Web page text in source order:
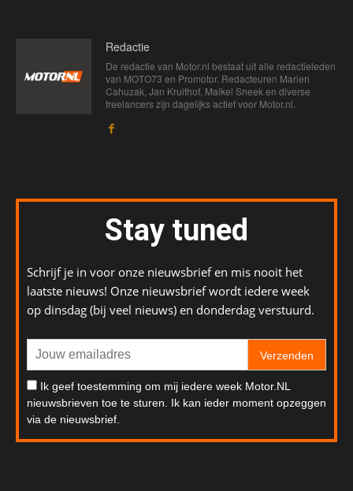
Redactie
De redactie van Motor.nl bestaat uit alle redactieleden
van MOTO73 en Promotor. Redacteuren Marien
Cahuzak, Jan Kruithof, Maikel Sneek en diverse
freelancers zijn dagelijks actief voor Motor.nl.
Stay tuned
Schrijf je in voor onze nieuwsbrief en mis nooit het
laatste nieuws! Onze nieuwsbrief wordt iedere week
op dinsdag (bij veel nieuws) en donderdag verstuurd.
Verzenden
Ik geef toestemming om mij iedere week Motor.NL
nieuwsbrieven toe te sturen. Ik kan ieder moment opzeggen
via de nieuwsbrief.